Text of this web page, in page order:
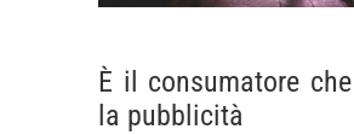
È il consumatore
la pubblicità